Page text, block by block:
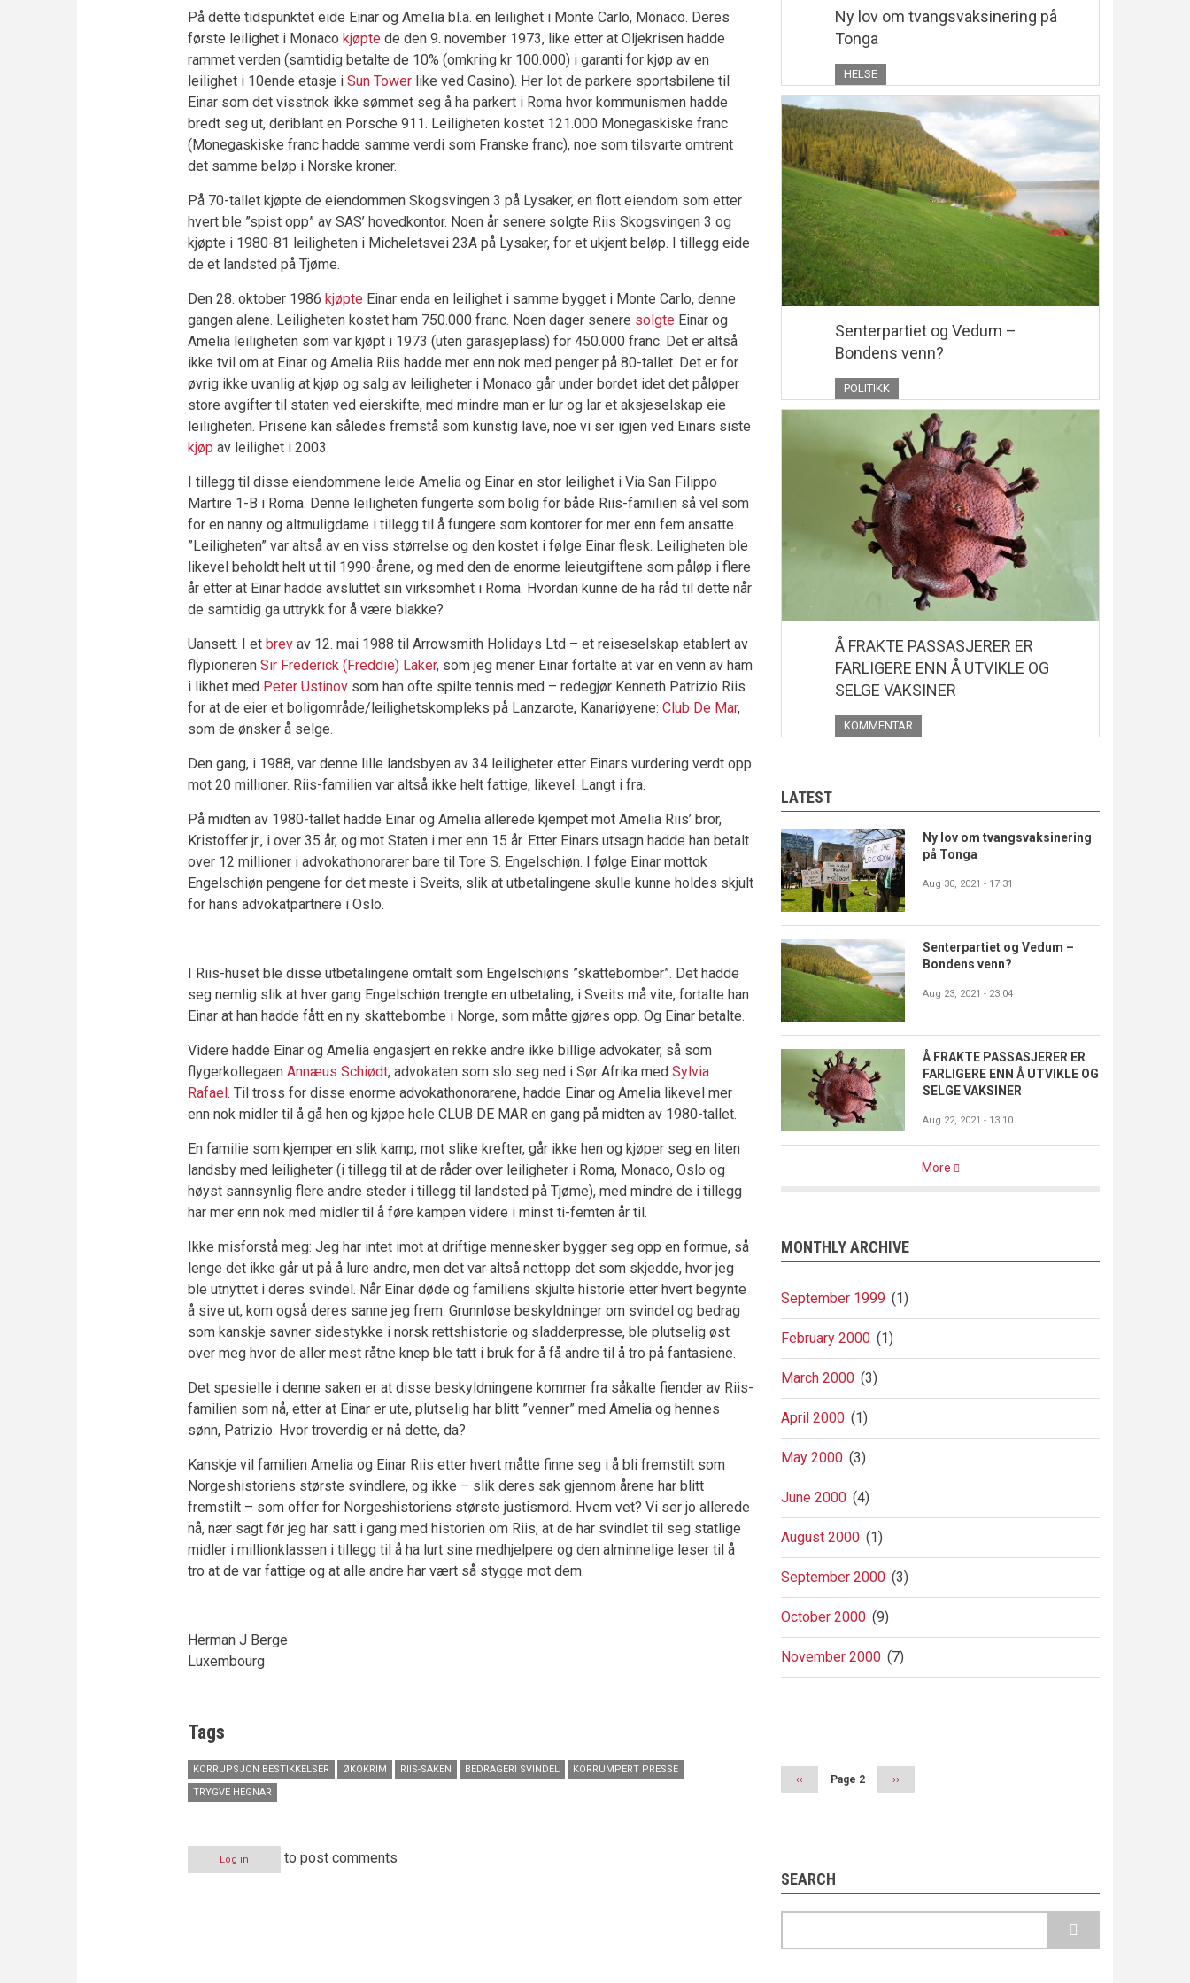
På dette tidspunktet eide Einar og Amelia bl.a. en leilighet i Monte Carlo, Monaco. Deres
første leilighet i Monaco kjøpte de den 9. november 1973, like etter at Oljekrisen hadde
rammet verden (samtidig betalte de 10% (omkring kr 100.000) i garanti for kjøp av en
leilighet i 10ende etasje i Sun Tower like ved Casino). Her lot de parkere sportsbilene til
Einar som det visstnok ikke sømmet seg å ha parkert i Roma hvor kommunismen hadde
bredt seg ut, deriblant en Porsche 911. Leiligheten kostet 121.000 Monegaskiske franc
(Monegaskiske franc hadde samme verdi som Franske franc), noe som tilsvarte omtrent
det samme beløp i Norske kroner.
På 70-tallet kjøpte de eiendommen Skogsvingen 3 på Lysaker, en flott eiendom som etter
hvert ble ”spist opp” av SAS’ hovedkontor. Noen år senere solgte Riis Skogsvingen 3 og
kjøpte i 1980-81 leiligheten i Micheletsvei 23A på Lysaker, for et ukjent beløp. I tillegg eide
de et landsted på Tjøme.
Den 28. oktober 1986 kjøpte Einar enda en leilighet i samme bygget i Monte Carlo, denne
gangen alene. Leiligheten kostet ham 750.000 franc. Noen dager senere solgte Einar og
Amelia leiligheten som var kjøpt i 1973 (uten garasjeplass) for 450.000 franc. Det er altså
ikke tvil om at Einar og Amelia Riis hadde mer enn nok med penger på 80-tallet. Det er for
øvrig ikke uvanlig at kjøp og salg av leiligheter i Monaco går under bordet idet det påløper
store avgifter til staten ved eierskifte, med mindre man er lur og lar et aksjeselskap eie
leiligheten. Prisene kan således fremstå som kunstig lave, noe vi ser igjen ved Einars siste
kjøp av leilighet i 2003.
I tillegg til disse eiendommene leide Amelia og Einar en stor leilighet i Via San Filippo
Martire 1-B i Roma. Denne leiligheten fungerte som bolig for både Riis-familien så vel som
for en nanny og altmuligdame i tillegg til å fungere som kontorer for mer enn fem ansatte.
”Leiligheten” var altså av en viss størrelse og den kostet i følge Einar flesk. Leiligheten ble
likevel beholdt helt ut til 1990-årene, og med den de enorme leieutgiftene som påløp i flere
år etter at Einar hadde avsluttet sin virksomhet i Roma. Hvordan kunne de ha råd til dette når
de samtidig ga uttrykk for å være blakke?
Uansett. I et brev av 12. mai 1988 til Arrowsmith Holidays Ltd – et reiseselskap etablert av
flypioneren Sir Frederick (Freddie) Laker, som jeg mener Einar fortalte at var en venn av ham
i likhet med Peter Ustinov som han ofte spilte tennis med – redegjør Kenneth Patrizio Riis
for at de eier et boligområde/leilighetskompleks på Lanzarote, Kanariøyene: Club De Mar,
som de ønsker å selge.
Den gang, i 1988, var denne lille landsbyen av 34 leiligheter etter Einars vurdering verdt opp
mot 20 millioner. Riis-familien var altså ikke helt fattige, likevel. Langt i fra.
På midten av 1980-tallet hadde Einar og Amelia allerede kjempet mot Amelia Riis’ bror,
Kristoffer jr., i over 35 år, og mot Staten i mer enn 15 år. Etter Einars utsagn hadde han betalt
over 12 millioner i advokathonorarer bare til Tore S. Engelschiøn. I følge Einar mottok
Engelschiøn pengene for det meste i Sveits, slik at utbetalingene skulle kunne holdes skjult
for hans advokatpartnere i Oslo.
I Riis-huset ble disse utbetalingene omtalt som Engelschiøns ”skattebomber”. Det hadde
seg nemlig slik at hver gang Engelschiøn trengte en utbetaling, i Sveits må vite, fortalte han
Einar at han hadde fått en ny skattebombe i Norge, som måtte gjøres opp. Og Einar betalte.
Videre hadde Einar og Amelia engasjert en rekke andre ikke billige advokater, så som
flygerkollegaen Annæus Schiødt, advokaten som slo seg ned i Sør Afrika med Sylvia
Rafael. Til tross for disse enorme advokathonorarene, hadde Einar og Amelia likevel mer
enn nok midler til å gå hen og kjøpe hele CLUB DE MAR en gang på midten av 1980-tallet.
En familie som kjemper en slik kamp, mot slike krefter, går ikke hen og kjøper seg en liten
landsby med leiligheter (i tillegg til at de råder over leiligheter i Roma, Monaco, Oslo og
høyst sannsynlig flere andre steder i tillegg til landsted på Tjøme), med mindre de i tillegg
har mer enn nok med midler til å føre kampen videre i minst ti-femten år til.
Ikke misforstå meg: Jeg har intet imot at driftige mennesker bygger seg opp en formue, så
lenge det ikke går ut på å lure andre, men det var altså nettopp det som skjedde, hvor jeg
ble utnyttet i deres svindel. Når Einar døde og familiens skjulte historie etter hvert begynte
å sive ut, kom også deres sanne jeg frem: Grunnløse beskyldninger om svindel og bedrag
som kanskje savner sidestykke i norsk rettshistorie og sladderpresse, ble plutselig øst
over meg hvor de aller mest råtne knep ble tatt i bruk for å få andre til å tro på fantasiene.
Det spesielle i denne saken er at disse beskyldningene kommer fra såkalte fiender av Riis-
familien som nå, etter at Einar er ute, plutselig har blitt ”venner” med Amelia og hennes
sønn, Patrizio. Hvor troverdig er nå dette, da?
Kanskje vil familien Amelia og Einar Riis etter hvert måtte finne seg i å bli fremstilt som
Norgeshistoriens største svindlere, og ikke – slik deres sak gjennom årene har blitt
fremstilt – som offer for Norgeshistoriens største justismord. Hvem vet? Vi ser jo allerede
nå, nær sagt før jeg har satt i gang med historien om Riis, at de har svindlet til seg statlige
midler i millionklassen i tillegg til å ha lurt sine medhjelpere og den alminnelige leser til å
tro at de var fattige og at alle andre har vært så stygge mot dem.
Herman J Berge
Luxembourg
Tags
KORRUPSJON BESTIKKELSER ØKOKRIM RIIS-SAKEN BEDRAGERI SVINDEL
KORRUMPERT PRESSE
TRYGVE HEGNAR
Log in to post comments
Ny lov om tvangsvaksinering på
Tonga
HELSE
Senterpartiet og Vedum –
Bondens venn?
POLITIKK
Å FRAKTE PASSASJERER ER
FARLIGERE ENN Å UTVIKLE OG
SELGE VAKSINER
KOMMENTAR
LATEST
Ny lov om tvangsvaksinering
på Tonga
Aug 30, 2021 - 17:31
Senterpartiet og Vedum –
Bondens venn?
Aug 23, 2021 - 23:04
Å FRAKTE PASSASJERER ER
FARLIGERE ENN Å UTVIKLE OG
SELGE VAKSINER
Aug 22, 2021 - 13:10
More
MONTHLY ARCHIVE
September 1999 (1)
February 2000 (1)
March 2000 (3)
April 2000 (1)
May 2000 (3)
June 2000 (4)
August 2000 (1)
September 2000 (3)
October 2000 (9)
November 2000 (7)
Previous
page
‹‹ Page 2
Next
page
››
SEARCH